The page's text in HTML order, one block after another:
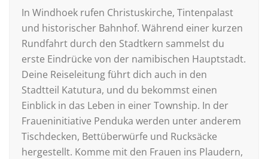
In Windhoek rufen Christuskirche, Tintenpalast
und historischer Bahnhof. Während einer kurzen
Rundfahrt durch den Stadtkern sammelst du
erste Eindrücke von der namibischen Hauptstadt.
Deine Reiseleitung führt dich auch in den
Stadtteil Katutura, und du bekommst einen
Einblick in das Leben in einer Township. In der
Fraueninitiative Penduka werden unter anderem
Tischdecken, Bettüberwürfe und Rucksäcke
hergestellt. Komme mit den Frauen ins Plaudern,